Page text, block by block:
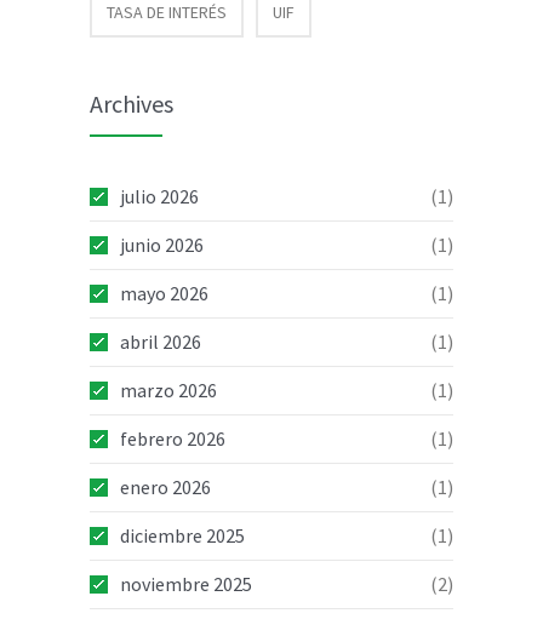
TASA DE INTERÉS UIF
Archives
julio 2026
(1)
junio 2026
(1)
mayo 2026
(1)
abril 2026
(1)
marzo 2026
(1)
febrero 2026
(1)
enero 2026
(1)
diciembre 2025
(1)
noviembre 2025
(2)